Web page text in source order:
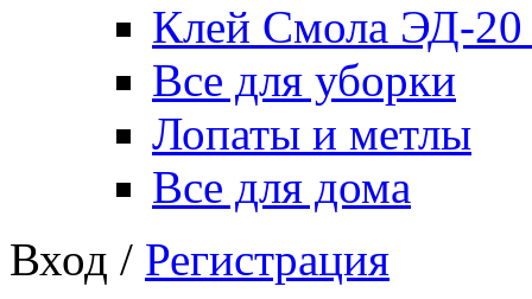
Клей Смола ЭД-20
Все для уборки
Лопаты и метлы
Все для дома
Вход / Регистрация